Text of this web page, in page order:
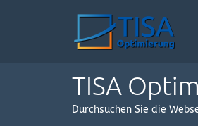
TISA
Durchsuchen Sie die